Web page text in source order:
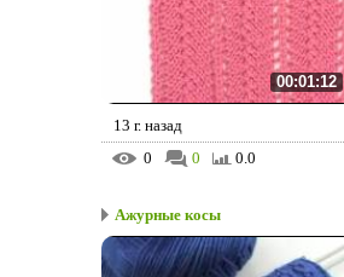
00:01:12
13 г. назад
0
0 0.0
Ажурные косы